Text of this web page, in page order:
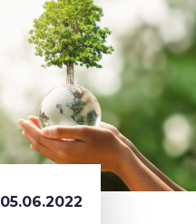
05.06.2022